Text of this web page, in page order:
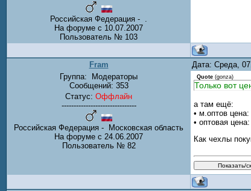
Российская Федерация - .
На форуме с 10.07.2007
Пользователь № 103
Fram Дата: Среда,
Группа:
Модераторы
Сообщений: 353
Статус: Оффлайн
-------------------------------
Российская Федерация - Московская область
На форуме с 24.06.2007
Пользователь № 82
Quote (gonza)
Только вот
а там ещё:
• м.оптов
• оптовая
Как чехлы